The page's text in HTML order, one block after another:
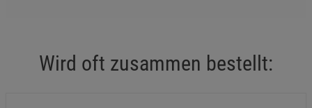
P233: Behälter dicht verschlossen halten.
Wird oft zusammen bestellt: